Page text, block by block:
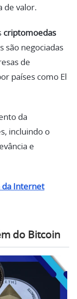
de valor.
criptomoedas
são negociadas
de
países como El
da
incluindo o
e
da Internet
do Bitcoin